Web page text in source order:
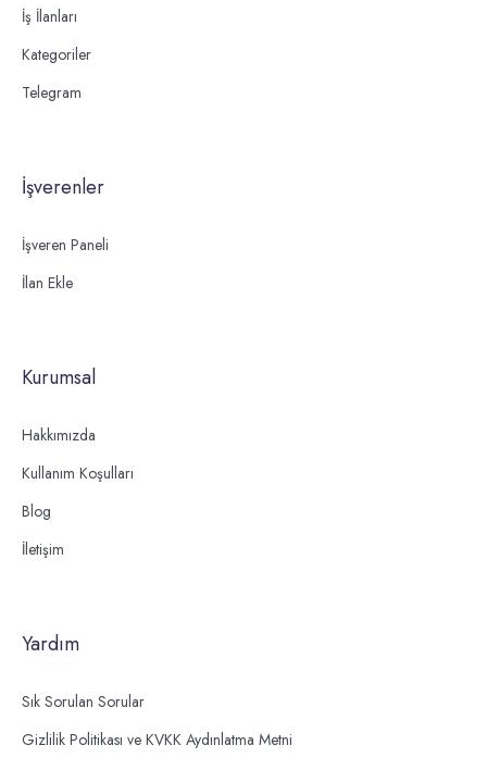
İş İlanları
Kategoriler
Telegram
İşverenler
İşveren Paneli
İlan Ekle
Kurumsal
Hakkımızda
Kullanım Koşulları
Blog
İletişim
Yardım
Sık Sorulan Sorular
Gizlilik Politikası ve KVKK Aydınlatma Metni